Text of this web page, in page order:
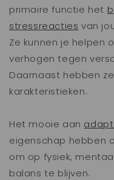
primaire functie het
stressreacties van
Ze kunnen je helpen
verhogen tegen
Daarnaast hebben
karakteristieken.
Het mooie aan
eigenschap hebben
om op fysiek,
balans te blijven.